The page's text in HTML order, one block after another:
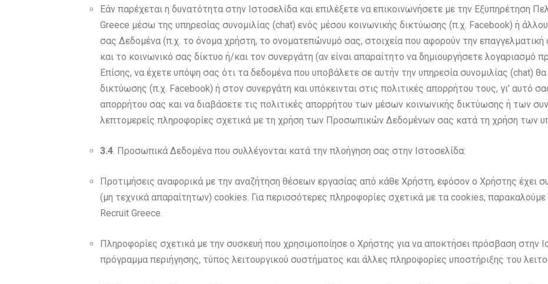
Εάν παρέχεται η δυνατότητα στην Ιστοσελίδα και επιλέξετε να επικοινωνήσετε με την Εξυπηρέτηση
Greece μέσω της υπηρεσίας συνομιλίας (chat) ενός μέσου κοινωνικής δικτύωσης (π.χ. Facebook) ή
σας Δεδομένα (π.χ. το όνομα χρήστη, το ονοματεπώνυμό σας, στοιχεία που αφορούν την
και το κοινωνικό σας δίκτυο ή/και τον συνεργάτη (αν είναι απαραίτητο να δημιουργήσετε λογαριασμό
Επίσης, να έχετε υπόψη σας ότι τα δεδομένα που υποβάλετε σε αυτήν την υπηρεσία συνομιλίας (chat)
δικτύωσης (π.χ. Facebook) ή στον συνεργάτη και υπόκεινται στις πολιτικές απορρήτου τους, γι’ αυτό
απορρήτου σας και να διαβάσετε τις πολιτικές απορρήτου των μέσων κοινωνικής δικτύωσης ή των
λεπτομερείς πληροφορίες σχετικά με τη χρήση των Προσωπικών Δεδομένων σας κατά τη χρήση των
3.4. Προσωπικά Δεδομένα που συλλέγονται κατά την πλοήγηση σας στην Ιστοσελίδα:
Προτιμήσεις αναφορικά με την αναζήτηση θέσεων εργασίας από κάθε Χρήστη, εφόσον ο Χρήστης έχει
(μη τεχνικά απαραίτητων) cookies. Για περισσότερες πληροφορίες σχετικά με τα cookies,
Recruit Greece.
Πληροφορίες σχετικά με την συσκευή που χρησιμοποίησε ο Χρήστης για να αποκτήσει πρόσβαση στην
πρόγραμμα περιήγησης, τύπος λειτουργικού συστήματος και άλλες πληροφορίες υποστήριξης του